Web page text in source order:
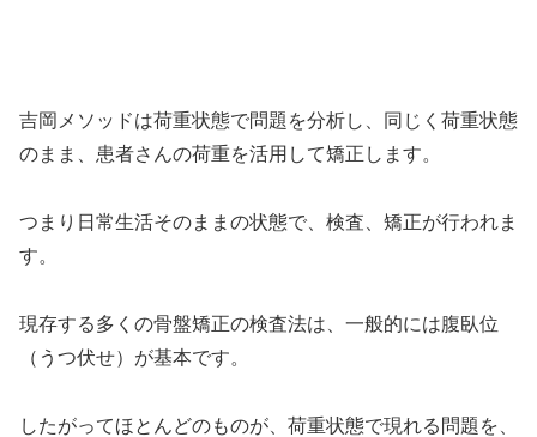
吉岡メソッドは荷重状態で問題を分析し、同じく荷重状態
のまま、患者さんの荷重を活用して矯正します。
つまり日常生活そのままの状態で、検査、矯正が行われま
す。
現存する多くの骨盤矯正の検査法は、一般的には腹臥位
（うつ伏せ）が基本です。
したがってほとんどのものが、荷重状態で現れる問題を、